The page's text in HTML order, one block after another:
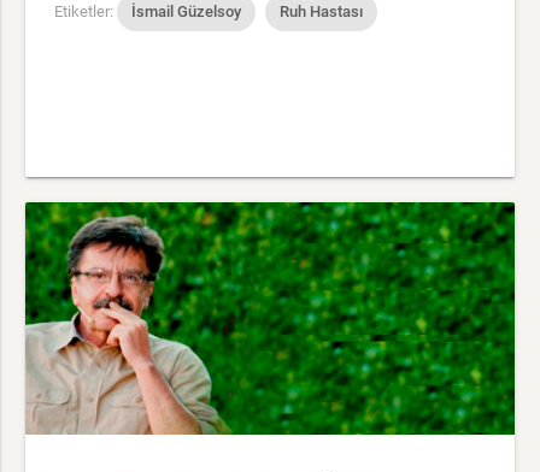
Etiketler: İsmail Güzelsoy Ruh Hastası